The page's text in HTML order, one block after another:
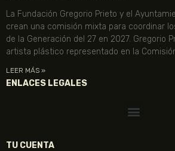
La Fundación Gregorio Prieto y el
crean una comisión mixta para coordinar
de la Generación del 27 en 2027. Gregorio
artista plástico representado en la
LEER MÁS »
ENLACES LEGALES
TU CUENTA